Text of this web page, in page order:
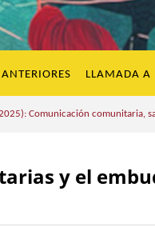
LLAMADA A
Comunicación comunitaria,
y el